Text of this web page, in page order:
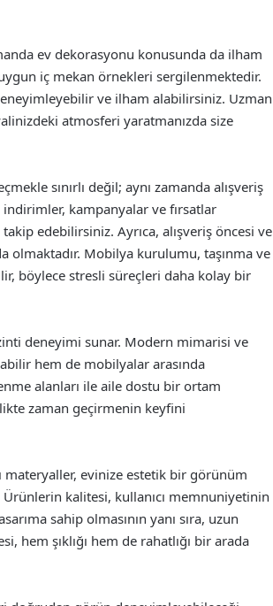
ev dekorasyonu konusunda da ilham
iç mekan örnekleri sergilenmektedir.
ve ilham alabilirsiniz. Uzman
atmosferi yaratmanızda size
sınırlı değil; aynı zamanda alışveriş
kampanyalar ve fırsatlar
edebilirsiniz. Ayrıca, alışveriş öncesi ve
olmaktadır. Mobilya kurulumu, taşınma ve
böylece stresli süreçleri daha kolay bir
deneyimi sunar. Modern mimarisi ve
hem de mobilyalar arasında
alanları ile aile dostu bir ortam
zaman geçirmenin keyfini
materyaller, evinize estetik bir görünüm
Ürünlerin kalitesi, kullanıcı memnuniyetinin
sahip olmasının yanı sıra, uzun
hem şıklığı hem de rahatlığı bir arada